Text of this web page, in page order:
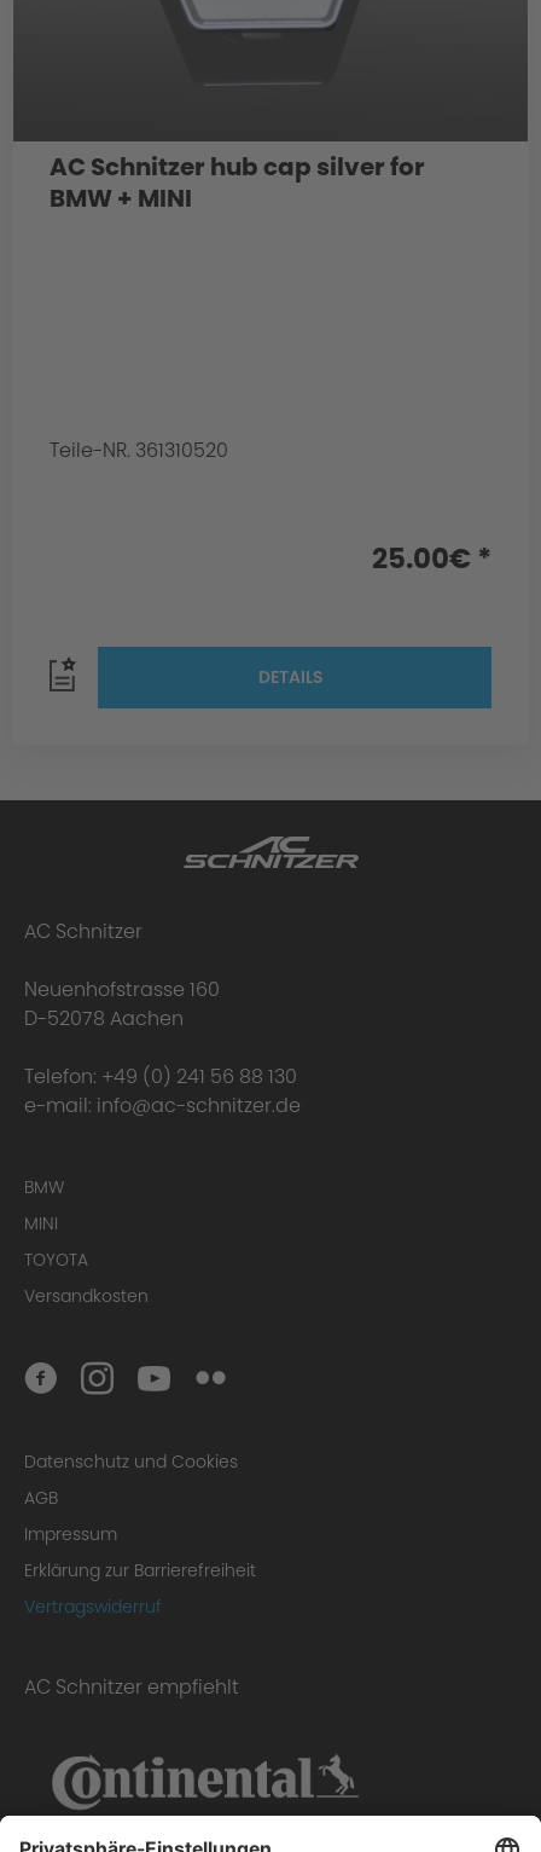
AC Schnitzer hub cap silver for
BMW + MINI
Teile-NR. 361310520
25.00€ *
DETAILS
AC Schnitzer
Neuenhofstrasse 160
D-52078 Aachen
Telefon: +49 (0) 241 56 88 130
e-mail: info@ac-schnitzer.de
BMW
MINI
TOYOTA
Versandkosten
Datenschutz und Cookies
AGB
Impressum
Erklärung zur Barrierefreiheit
Vertragswiderruf
AC Schnitzer empfiehlt